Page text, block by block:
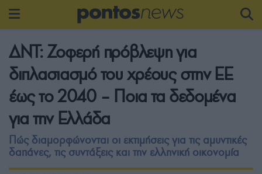
ΔΝΤ: Ζοφερή πρόβλεψη για
διπλασιασμό του χρέους στην ΕΕ
έως το 2040 – Ποια τα δεδομένα
για την Ελλάδα
Πώς διαμορφώνονται οι εκτιμήσεις για τις αμυντικές
δαπάνες, τις συντάξεις και την ελληνική οικονομία